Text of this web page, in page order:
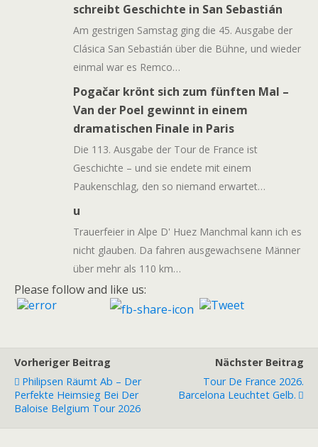
schreibt Geschichte in San Sebastián
Am gestrigen Samstag ging die 45. Ausgabe der
Clásica San Sebastián über die Bühne, und wieder
einmal war es Remco…
Pogačar krönt sich zum fünften Mal –
Van der Poel gewinnt in einem
dramatischen Finale in Paris
Die 113. Ausgabe der Tour de France ist
Geschichte – und sie endete mit einem
Paukenschlag, den so niemand erwartet…
u
Trauerfeier in Alpe D' Huez Manchmal kann ich es
nicht glauben. Da fahren ausgewachsene Männer
über mehr als 110 km…
Please follow and like us:
Vorheriger Beitrag
Philipsen Räumt Ab – Der
Perfekte Heimsieg Bei Der
Baloise Belgium Tour 2026
Nächster Beitrag
Tour De France 2026.
Barcelona Leuchtet Gelb.